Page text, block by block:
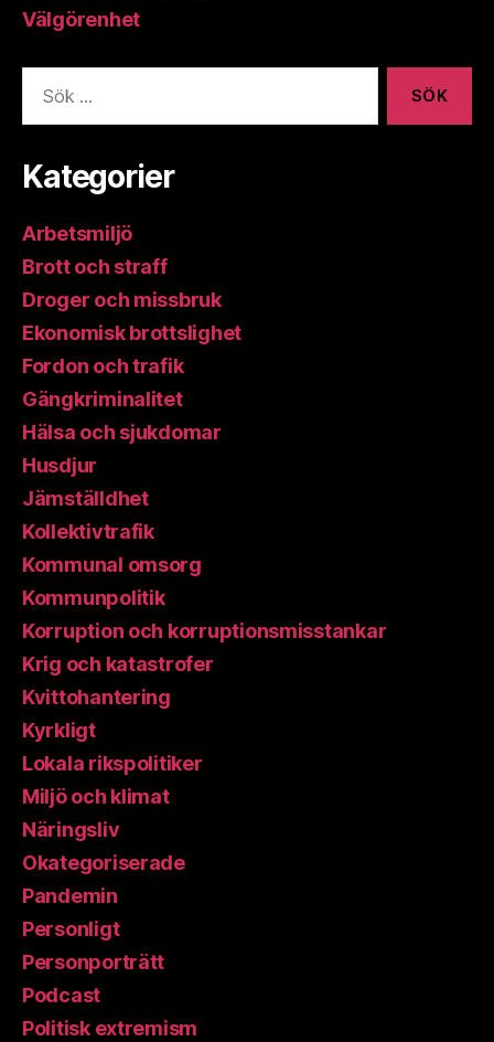
Välgörenhet
efter:
Kategorier
Arbetsmiljö
Brott och straff
Droger och missbruk
Ekonomisk brottslighet
Fordon och trafik
Gängkriminalitet
Hälsa och sjukdomar
Husdjur
Jämställdhet
Kollektivtrafik
Kommunal omsorg
Kommunpolitik
Korruption och korruptionsmisstankar
Krig och katastrofer
Kvittohantering
Kyrkligt
Lokala rikspolitiker
Miljö och klimat
Näringsliv
Okategoriserade
Pandemin
Personligt
Personporträtt
Podcast
Politisk extremism